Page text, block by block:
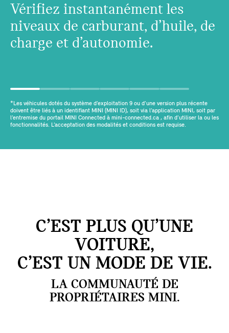
Vérifiez instantanément les
niveaux de carburant, d’huile, de
charge et d’autonomie.
*Les véhicules dotés du système d’exploitation 9 ou d’une version plus récente
doivent être liés à un identifiant MINI (MINI ID), soit via l’application MINI, soit par
l’entremise du portail MINI Connected à mini-connected.ca , afin d’utiliser la ou les
fonctionnalités. L’acceptation des modalités et conditions est requise.
C’EST PLUS QU’UNE
VOITURE,
C’EST UN MODE DE VIE.
LA COMMUNAUTÉ DE
PROPRIÉTAIRES MINI.